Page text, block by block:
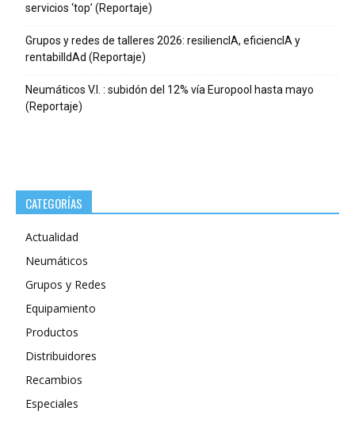
servicios ‘top’ (Reportaje)
Grupos y redes de talleres 2026: resiliencIA, eficiencIA y
rentabilIdAd (Reportaje)
Neumáticos V.I. : subidón del 12% vía Europool hasta mayo
(Reportaje)
CATEGORÍAS
Actualidad
Neumáticos
Grupos y Redes
Equipamiento
Productos
Distribuidores
Recambios
Especiales